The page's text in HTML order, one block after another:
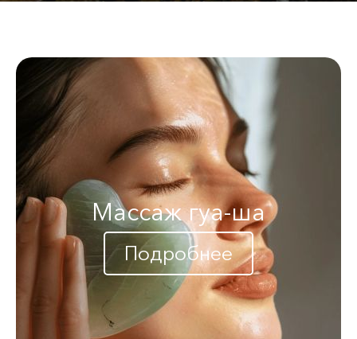
Массаж гуа-ша
Подробнее